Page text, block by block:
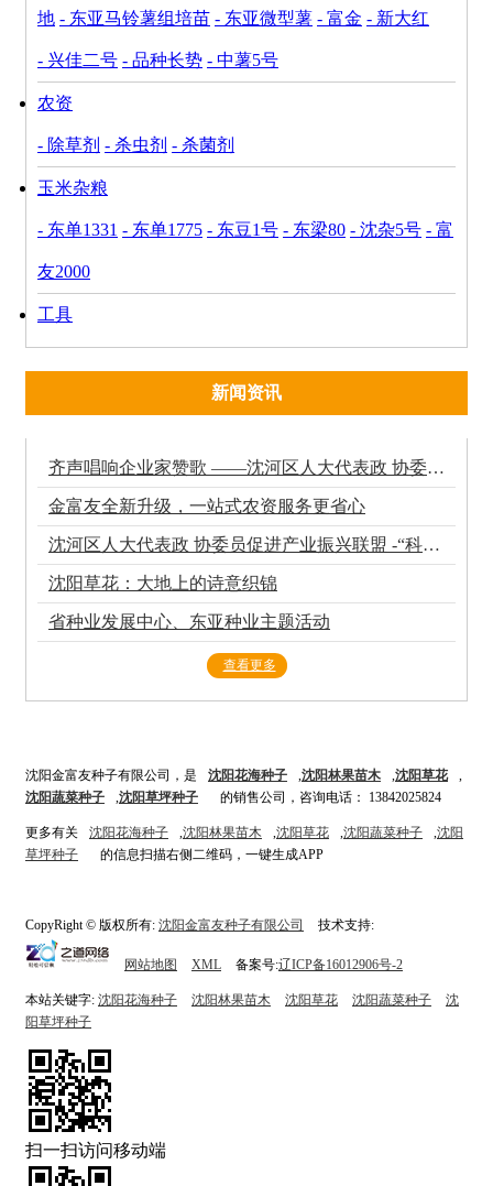
地 - 东亚马铃薯组培苗 - 东亚微型薯 - 富金 - 新大红
- 兴佳二号 - 品种长势 - 中薯5号
农资
- 除草剂 - 杀虫剂 - 杀菌剂
玉米杂粮
- 东单1331 - 东单1775 - 东豆1号 - 东梁80 - 沈杂5号 - 富
友2000
工具
新闻资讯
齐声唱响企业家赞歌 ——沈河区人大代表政 协委员促进产业振兴联盟召开2025年度会议纪实
金富友全新升级，一站式农资服务更省心
沈河区人大代表政 协委员促进产业振兴联盟 -“科技赋能 共助振兴”科技成果转化促进大会
沈阳草花：大地上的诗意织锦
省种业发展中心、东亚种业主题活动
查看更多
沈阳金富友种子有限公司，是 沈阳花海种子 ,沈阳林果苗木 ,沈阳草花
,
沈阳蔬菜种子 ,沈阳草坪种子 的销售公司，咨询电话： 13842025824
更多有关 沈阳花海种子 ,沈阳林果苗木 ,沈阳草花 ,沈阳蔬菜种子 ,沈阳
草坪种子
的信息扫描右侧二维码，一键生成APP
CopyRight © 版权所有: 沈阳金富友种子有限公司 技术支持:
网站地图 XML 备案号:辽ICP备16012906号-2
本站关键字: 沈阳花海种子 沈阳林果苗木 沈阳草花 沈阳蔬菜种子
沈
阳草坪种子
扫一扫访问移动端